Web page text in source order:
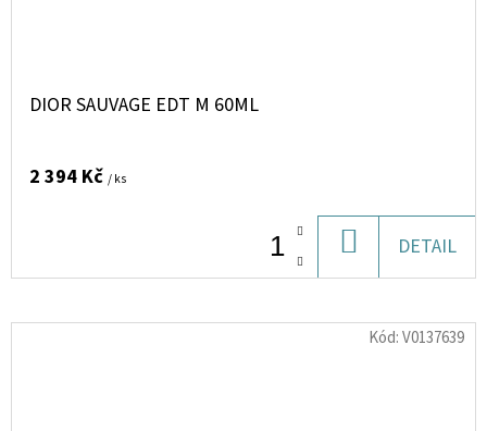
DIOR SAUVAGE EDT M 60ML
2 394 Kč / ks
KOŠÍKU
DETAIL
Kód:V0137639